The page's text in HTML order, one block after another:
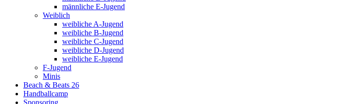
männliche E-Jugend
Weiblich
weibliche A-Jugend
weibliche B-Jugend
weibliche C-Jugend
weibliche D-Jugend
weibliche E-Jugend
F-Jugend
Minis
Beach & Beats 26
Handballcamp
Sponsoring